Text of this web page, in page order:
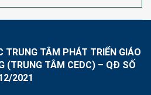
TRUNG TÂM PHÁT TRIỂN GIÁO
(TRUNG TÂM CEDC) – QĐ SỐ
2021